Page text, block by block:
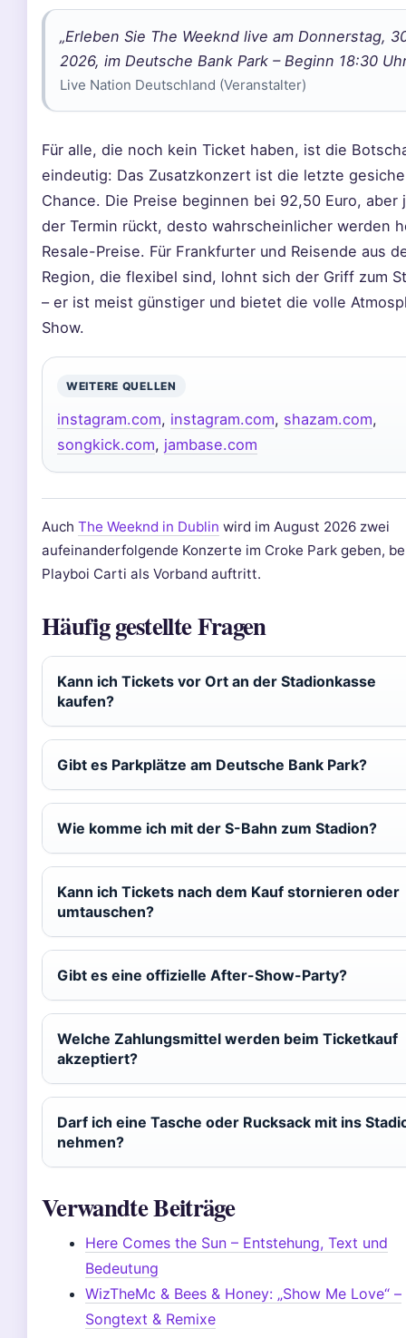
„Erleben Sie The Weeknd live am Donnerstag,
2026, im Deutsche Bank Park – Beginn 18:30
Live Nation Deutschland (Veranstalter)
Für alle, die noch kein Ticket haben, ist die
eindeutig: Das Zusatzkonzert ist die letzte
Chance. Die Preise beginnen bei 92,50 Euro, aber
der Termin rückt, desto wahrscheinlicher werden
Resale-Preise. Für Frankfurter und Reisende aus
Region, die flexibel sind, lohnt sich der Griff zum
– er ist meist günstiger und bietet die volle
Show.
WEITERE QUELLEN
instagram.com, instagram.com, shazam.com,
songkick.com, jambase.com
Auch The Weeknd in Dublin wird im August 2026 zwei
aufeinanderfolgende Konzerte im Croke Park geben,
Playboi Carti als Vorband auftritt.
Häufig gestellte Fragen
Kann ich Tickets vor Ort an der Stadionkasse
kaufen?
Gibt es Parkplätze am Deutsche Bank Park?
Wie komme ich mit der S-Bahn zum Stadion?
Kann ich Tickets nach dem Kauf stornieren oder
umtauschen?
Gibt es eine offizielle After-Show-Party?
Welche Zahlungsmittel werden beim Ticketkauf
akzeptiert?
Darf ich eine Tasche oder Rucksack mit ins
nehmen?
Verwandte Beiträge
Here Comes the Sun – Entstehung, Text und
Bedeutung
WizTheMc & Bees & Honey: „Show Me Love“ –
Songtext & Remixe